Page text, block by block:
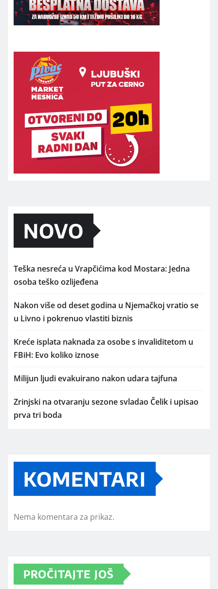
NOVO
Teška nesreća u Vrapčićima kod Mostara: Jedna
osoba teško ozlijeđena
Nakon više od deset godina u Njemačkoj vratio se
u Livno i pokrenuo vlastiti biznis
Kreće isplata naknada za osobe s invaliditetom u
FBiH: Evo koliko iznose
Milijun ljudi evakuirano nakon udara tajfuna
Zrinjski na otvaranju sezone svladao Čelik i upisao
prva tri boda
KOMENTARI
Nema komentara za prikaz.
PROČITAJTE JOŠ